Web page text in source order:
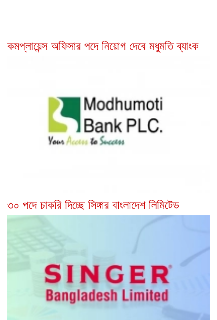
কমপ্লায়েন্স অফিসার পদে নিয়োগ দেবে মধুমতি ব্যাংক
৩০ পদে চাকরি দিচ্ছে সিঙ্গার বাংলাদেশ লিমিটেড